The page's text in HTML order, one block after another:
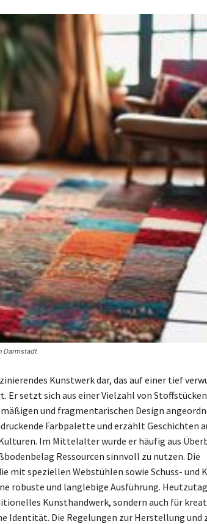
Darmstadt
Kunstwerk dar, das auf einer tief
Er setzt sich aus einer Vielzahl von Stoffstücken
und fragmentarischen Design
Farbpalette und erzählt Geschichten
Im Mittelalter wurde er häufig aus
Ressourcen sinnvoll zu nutzen. Die
mit speziellen Webstühlen sowie Schuss- und
robuste und langlebige Ausführung.
Kunsthandwerk, sondern auch für
Identität. Die Regelungen zur Herstellung und